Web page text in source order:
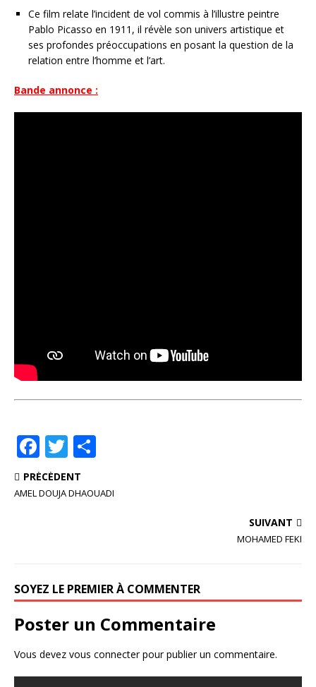
Ce film relate l’incident de vol commis à l’illustre peintre
Pablo Picasso en 1911, il révèle son univers artistique et
ses profondes préoccupations en posant la question de la
relation entre l’homme et l’art.
Bande annonce :
F
a
c
o
k
T
w
it ta
PRÉCÉDENT
AMEL DOUJA DHAOUADI
SUIVANT
MOHAMED FEKI
SOYEZ LE PREMIER À COMMENTER
Poster un Commentaire
Vous devez vous connecterpour publier un commentaire.